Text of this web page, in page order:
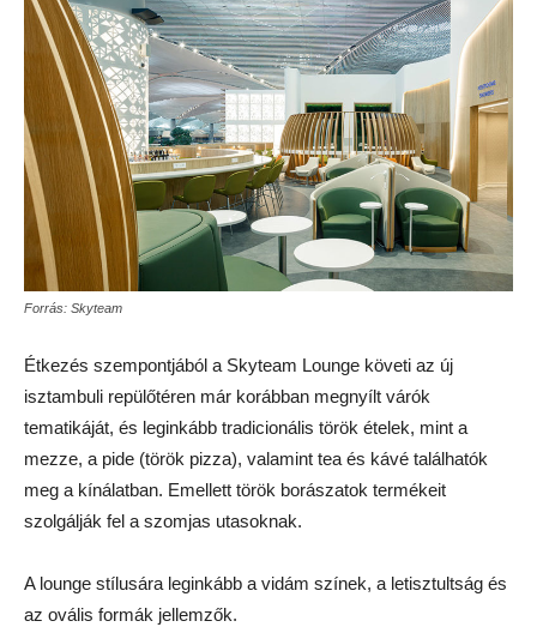
Forrás: Skyteam
Étkezés szempontjából a Skyteam Lounge követi az új
isztambuli repülőtéren már korábban megnyílt várók
tematikáját, és leginkább tradicionális török ételek, mint a
mezze, a pide (török pizza), valamint tea és kávé találhatók
meg a kínálatban. Emellett török borászatok termékeit
szolgálják fel a szomjas utasoknak.
A lounge stílusára leginkább a vidám színek, a letisztultság és
az ovális formák jellemzők.